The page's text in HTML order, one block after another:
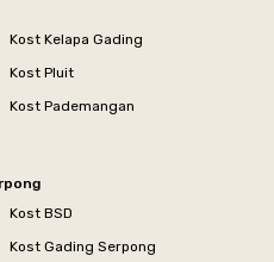
Kost Kelapa Gading
Kost Pluit
Kost Pademangan
Kost BSD
Kost Gading Serpong